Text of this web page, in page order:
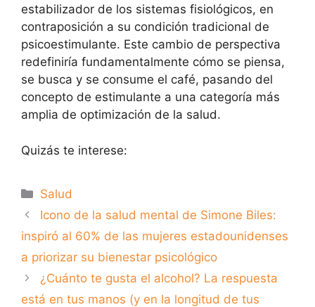
estabilizador de los sistemas fisiológicos, en
contraposición a su condición tradicional de
psicoestimulante. Este cambio de perspectiva
redefiniría fundamentalmente cómo se piensa,
se busca y se consume el café, pasando del
concepto de estimulante a una categoría más
amplia de optimización de la salud.
Quizás te interese:
Categorías
Salud
Icono de la salud mental de Simone Biles:
inspiró al 60% de las mujeres estadounidenses
a priorizar su bienestar psicológico
¿Cuánto te gusta el alcohol? La respuesta
está en tus manos (y en la longitud de tus